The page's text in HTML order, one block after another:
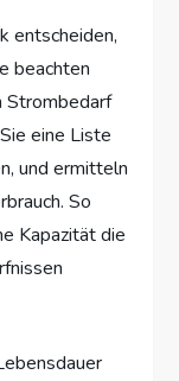
entscheiden,
beachten
Strombedarf
eine Liste
und ermitteln
So
Kapazität die